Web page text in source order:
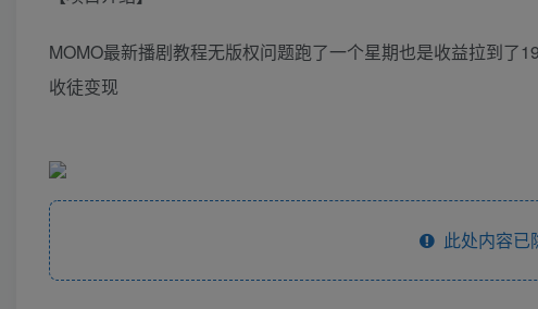
MOMO最新播剧教程无版权问题跑了一个星期也是收益拉到了
收徒变现
此处内容已